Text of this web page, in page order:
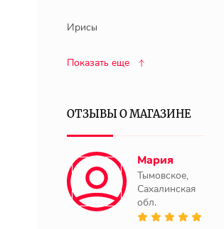
Ирисы
Показать еще
ОТЗЫВЫ О МАГАЗИНЕ
Мария
Тымовское,
Сахалинская
обл.